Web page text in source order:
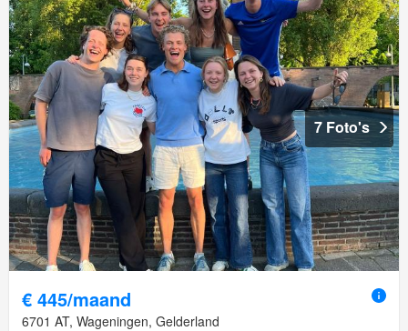
7 Foto's
€ 445/maand
6701 AT, Wageningen, Gelderland